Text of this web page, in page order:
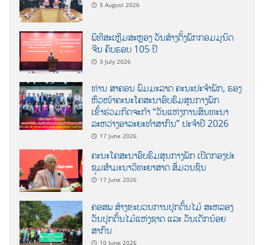
5 August 2026
ພິທີສະເຫຼີມສະຫຼອງ ວັນສ້າງຕັ້ງພັກກອມມູນິດ
ຈີນ ຄົບຮອບ 105 ປີ
3 July 2026
ທ່ານ ສາຄອນ ພົມມະລາດ ຄະນະປະຈໍາພັກ, ຮອງ
ຫົວໜ້າຄະນະໂຄສະນາອົບຮົມສູນກາງພັກ
ເຂົ້າຮ່ວມກິດຈະກຳ “ວັນແຫ່ງການສົນທະນາ
ລະຫວ່າງອາລະຍະທຳສາກົນ” ປະຈຳປີ 2026
17 June 2026
ຄະນະໂຄສະນາອົບຮົມສູນກາງພັກ ເປີດກອງປະ
ຊຸມສຳມະນາວິທະຍາສາດ ສຶ່ມວນຊົນ
17 June 2026
ຄອສພ ສ້າງຂະບວນການປູກຕົ້ນໄມ້ ສະຫລອງ
ວັນປູກຕົ້ນໄມ້ແຫ່ງຊາດ ແລະ ວັນເດັກນ້ອຍ
ສາກົນ
10 June 2026